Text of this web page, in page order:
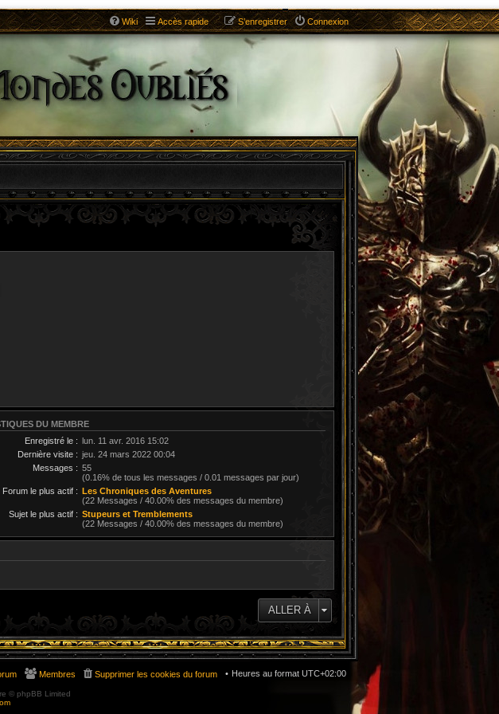
Wiki Accès rapide Connexion
S’enregistrer
DU MEMBRE
Enregistré le : lun. 11 avr. 2016 15:02
Dernière visite : jeu. 24 mars 2022 00:04
Messages : 55
(0.16% de tous les messages / 0.01 messages par jour)
Forum le plus actif : Les Chroniques des Aventures
(22 Messages / 40.00% des messages du membre)
Sujet le plus actif : Stupeurs et Tremblements
(22 Messages / 40.00% des messages du membre)
ALLER À
Heures au format UTC+02:00
Supprimer les cookies du forum
Membres
© phpBB Limited